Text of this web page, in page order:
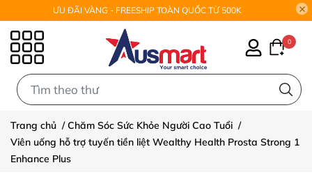
ƯU ĐÃI VÀNG - FREESHIP TOÀN QUỐC TỪ 500K
0
Trang chủ /Chăm Sóc Sức Khỏe Người Cao Tuổi /
Viên uống hỗ trợ tuyến tiền liệt Wealthy Health Prosta Strong 1
Enhance Plus